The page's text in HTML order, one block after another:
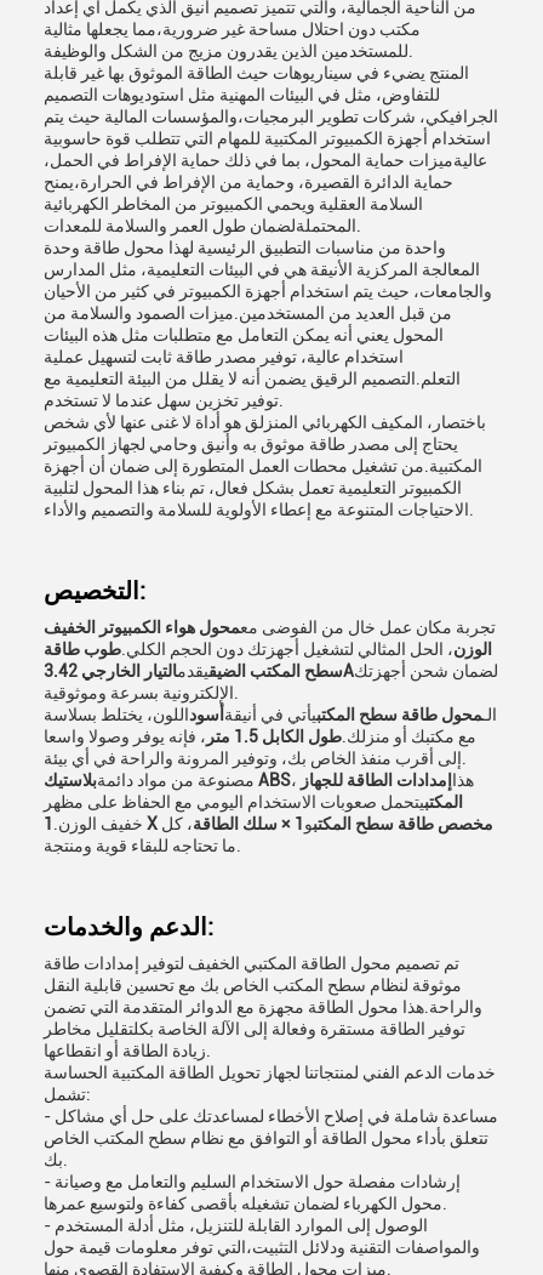
من الناحية الجمالية، والتي تتميز تصميم أنيق الذي يكمل أي إعداد
مكتب دون احتلال مساحة غير ضرورية،مما يجعلها مثالية
المنتج يضيء في سيناريوهات حيث الطاقة الموثوق بها غير قابلة
للتفاوض، مثل في البيئات المهنية مثل استوديوهات التصميم
الجرافيكي، شركات تطوير البرمجيات،والمؤسسات المالية حيث يتم
استخدام أجهزة الكمبيوتر المكتبية للمهام التي تتطلب قوة حاسوبية
عاليةميزات حماية المحول، بما في ذلك حماية الإفراط في الحمل،
حماية الدائرة القصيرة، وحماية من الإفراط في الحرارة،يمنح
السلامة العقلية ويحمي الكمبيوتر من المخاطر الكهربائية
واحدة من مناسبات التطبيق الرئيسية لهذا محول طاقة وحدة
المعالجة المركزية الأنيقة هي في البيئات التعليمية، مثل المدارس
والجامعات، حيث يتم استخدام أجهزة الكمبيوتر في كثير من الأحيان
من قبل العديد من المستخدمين.ميزات الصمود والسلامة من
المحول يعني أنه يمكن التعامل مع متطلبات مثل هذه البيئات
استخدام عالية، توفير مصدر طاقة ثابت لتسهيل عملية
التعلم.التصميم الرقيق يضمن أنه لا يقلل من البيئة التعليمية مع
باختصار، المكيف الكهربائي المنزلق هو أداة لا غنى عنها لأي شخص
يحتاج إلى مصدر طاقة موثوق به وأنيق وحامي لجهاز الكمبيوتر
المكتبية.من تشغيل محطات العمل المتطورة إلى ضمان أن أجهزة
الكمبيوتر التعليمية تعمل بشكل فعال، تم بناء هذا المحول لتلبية
التخصيص:
تجربة مكان عمل خال من الفوضى معمحول هواء الكمبيوتر الخفيف
الوزن، الحل المثالي لتشغيل أجهزتك دون الحجم الكلي. طوب طاقة
سطح المكتب الضيقيقدم التيار الخارجي 3.42Aلضمان شحن أجهزتك
الـمحول طاقة سطح المكتبيأتي في أنيقة أسوداللون، يختلط بسلاسة
مع مكتبك أو منزلك. طول الكابل 1.5 متر
، فإنه يوفر وصولا واسعا
مصنوعة من مواد دائمة بلاستيك ABS ، هذا إمدادات الطاقة للجهاز
المكتبيتحمل صعوبات الاستخدام اليومي مع الحفاظ على مظهر
خفيف الوزن.
1 X مخصص طاقة سطح المكتبو 1 × سلك الطاقة
، كل
الدعم والخدمات:
تم تصميم محول الطاقة المكتبي الخفيف لتوفير إمدادات طاقة
موثوقة لنظام سطح المكتب الخاص بك مع تحسين قابلية النقل
والراحة.هذا محول الطاقة مجهزة مع الدوائر المتقدمة التي تضمن
توفير الطاقة مستقرة وفعالة إلى الآلة الخاصة بكلتقليل مخاطر
خدمات الدعم الفني لمنتجاتنا لجهاز تحويل الطاقة المكتبية الحساسة
تشمل:
- مساعدة شاملة في إصلاح الأخطاء لمساعدتك على حل أي مشاكل
تتعلق بأداء محول الطاقة أو التوافق مع نظام سطح المكتب الخاص
- إرشادات مفصلة حول الاستخدام السليم والتعامل مع وصيانة
- الوصول إلى الموارد القابلة للتنزيل، مثل أدلة المستخدم
والمواصفات التقنية ودلائل التثبيت،التي توفر معلومات قيمة حول